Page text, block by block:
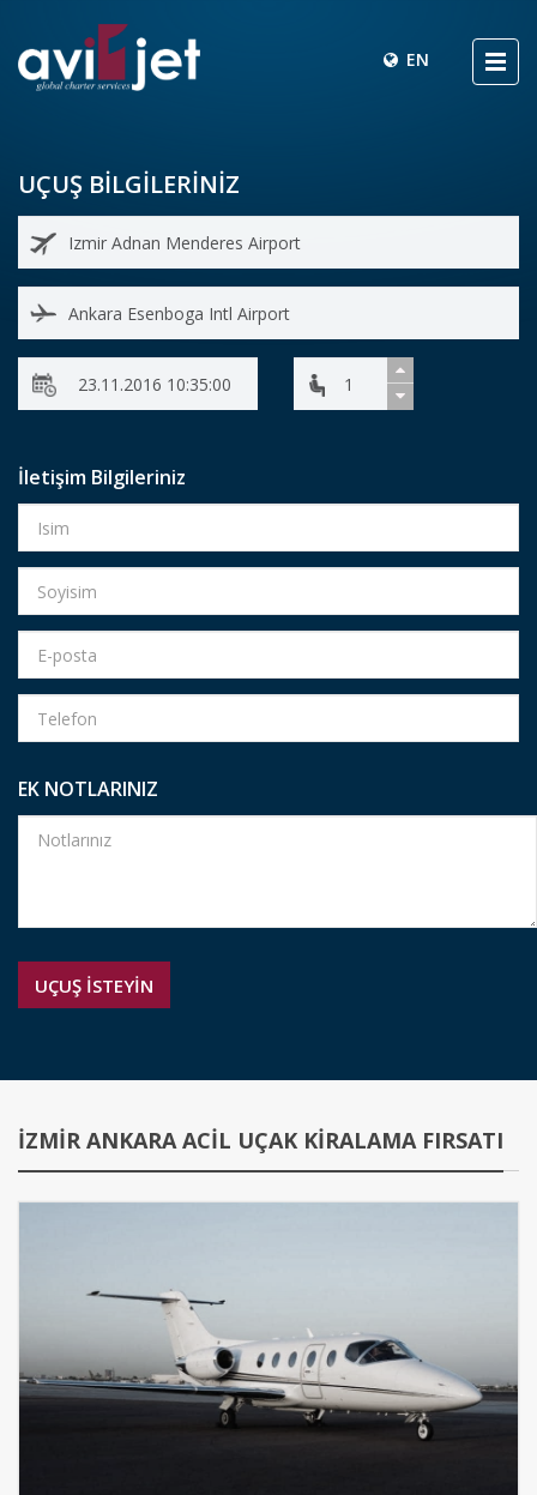
EN
UÇUŞ BİLGİLERİNİZ
İletişim Bilgileriniz
EK NOTLARINIZ
İZMIR ANKARA ACIL UÇAK KIRALAMA FIRSATI